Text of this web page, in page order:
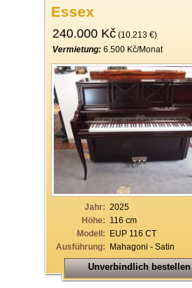
Essex
240.000 Kč (10.213 €)
Vermietung: 6.500 Kč/Monat
Jahr: 2025
Höhe: 116 cm
Modell: EUP 116 CT
Ausführung: Mahagoni - Satin
Unverbindlich bestellen